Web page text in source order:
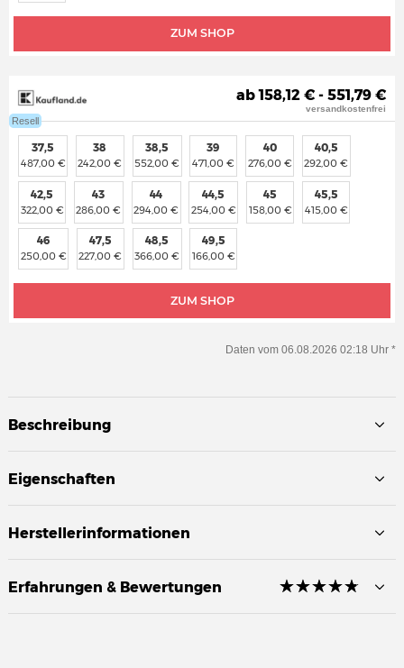
ZUM SHOP
Resell
ab 158,12 € - 551,79 €
versandkostenfrei
ZUM SHOP
37,5
487,00 €
38
242,00 €
38,5
552,00 €
39
471,00 €
40
276,00 €
40,5
292,00 €
42,5
322,00 €
43
286,00 €
44
294,00 €
44,5
254,00 €
45
158,00 €
45,5
415,00 €
46
250,00 €
47,5
227,00 €
48,5
366,00 €
49,5
166,00 €
Daten vom 06.08.2026 02:18 Uhr *
Beschreibung
Eigenschaften
Herstellerinformationen
Erfahrungen & Bewertungen ☆☆☆☆☆
★★★★★